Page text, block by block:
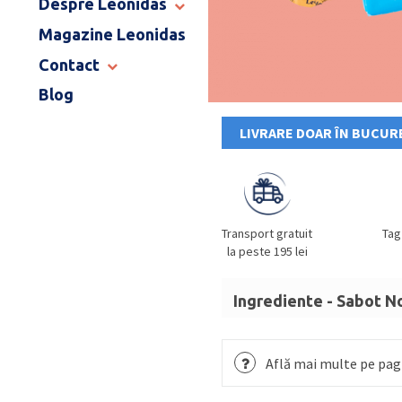
END OF SCHOOL
Despre Leonidas
POVESTEA LEONIDAS
CATALOG PAȘTE 2026
Magazine Leonidas
Contact
MAGAZINE LEONIDAS
Blog
LIVRARE DOAR ÎN
Transport gratuit
la peste 195 lei
Ingrediente - Sabot
padure, smantana,
Află mai multe pe